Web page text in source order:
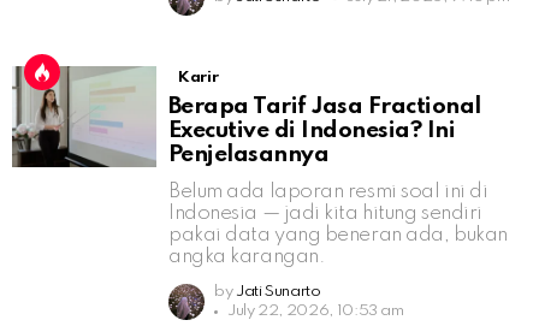
Karir
Berapa Tarif Jasa Fractional
Executive di Indonesia? Ini
Penjelasannya
Belum ada laporan resmi soal ini di
Indonesia — jadi kita hitung sendiri
pakai data yang beneran ada, bukan
angka karangan.
by Jati Sunarto
July 22, 2026, 10:53 am